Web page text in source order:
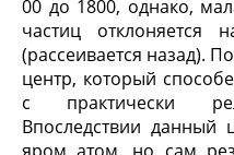
00 до 1800, однако,
частиц
(рассеивается назад).
центр, который
с практически
Впоследствии данный